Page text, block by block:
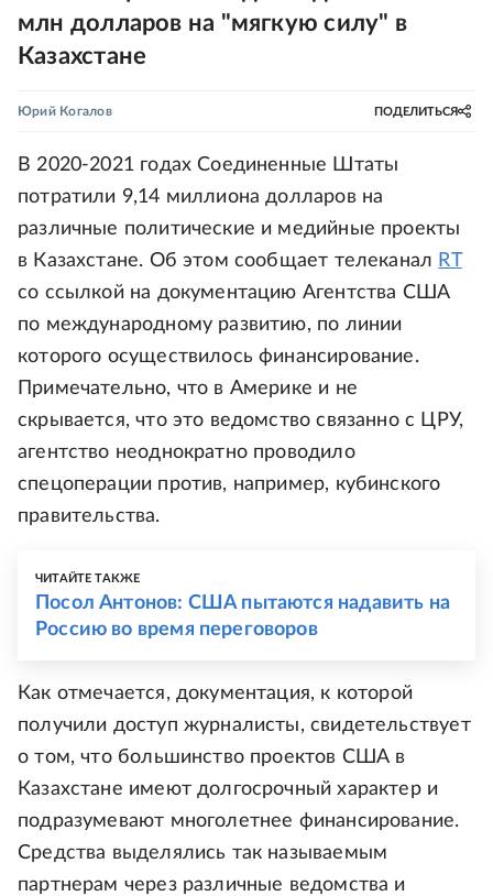
млн долларов на "мягкую силу" в
Казахстане
Юрий Когалов ПОДЕЛИТЬСЯ
В 2020-2021 годах Соединенные Штаты
потратили 9,14 миллиона долларов на
различные политические и медийные проекты
в Казахстане. Об этом сообщает телеканал RT
со ссылкой на документацию Агентства США
по международному развитию, по линии
которого осуществилось финансирование.
Примечательно, что в Америке и не
скрывается, что это ведомство связанно с ЦРУ,
агентство неоднократно проводило
спецоперации против, например, кубинского
правительства.
ЧИТАЙТЕ ТАКЖЕ
Посол Антонов: США пытаются надавить на
Россию во время переговоров
Как отмечается, документация, к которой
получили доступ журналисты, свидетельствует
о том, что большинство проектов США в
Казахстане имеют долгосрочный характер и
подразумевают многолетнее финансирование.
Средства выделялись так называемым
партнерам через различные ведомства и